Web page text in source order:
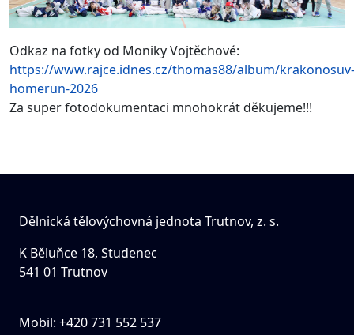
Odkaz na fotky od Moniky Vojtěchové:
https://www.rajce.idnes.cz/thomas88/album/krakonosuv-
homerun-2026
Za super fotodokumentaci mnohokrát děkujeme!!!
Dělnická tělovýchovná jednota Trutnov, z. s.
K Běluňce 18, Studenec
541 01 Trutnov
Mobil: +420 731 552 537